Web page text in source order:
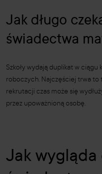
Jak długo
świadectwa
Szkoły wydają duplikat w
roboczych. Najczęściej trwa to
rekrutacji czas może się
przez upoważnioną osobę.
Jak